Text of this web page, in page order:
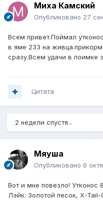
Миха Камский
Опубликовано 27
Всем привет.Поймал
в яме 233 на
сразу.Всем удачи в поимке
Цитата
2 недели спустя...
Мяуша
Опубликовано 6
Вот и мне повезло!
Лэйк: Золотой песок, X-